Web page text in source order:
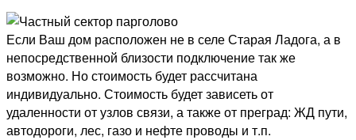
Если Ваш дом расположен не в селе Старая Ладога, а в
непосредственной близости подключение так же
возможно. Но стоимость будет рассчитана
индивидуально. Стоимость будет зависеть от
удаленности от узлов связи, а также от преград: ЖД пути,
автодороги, лес, газо и нефте проводы и т.п.